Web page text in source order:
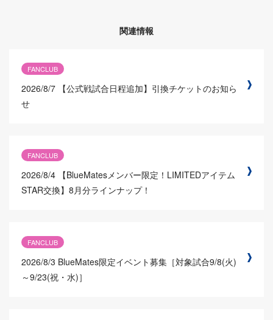
関連情報
FANCLUB
2026/8/7 【公式戦試合日程追加】引換チケットのお知ら
せ
FANCLUB
2026/8/4 【BlueMatesメンバー限定！LIMITEDアイテム
STAR交換】8月分ラインナップ！
FANCLUB
2026/8/3 BlueMates限定イベント募集［対象試合9/8(火)
～9/23(祝・水)］